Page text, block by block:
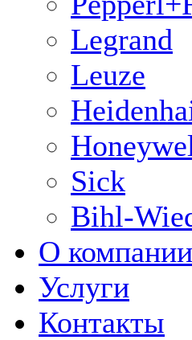
Legrand
Leuze
Sick
Bihl-
О компании
Услуги
Контакты